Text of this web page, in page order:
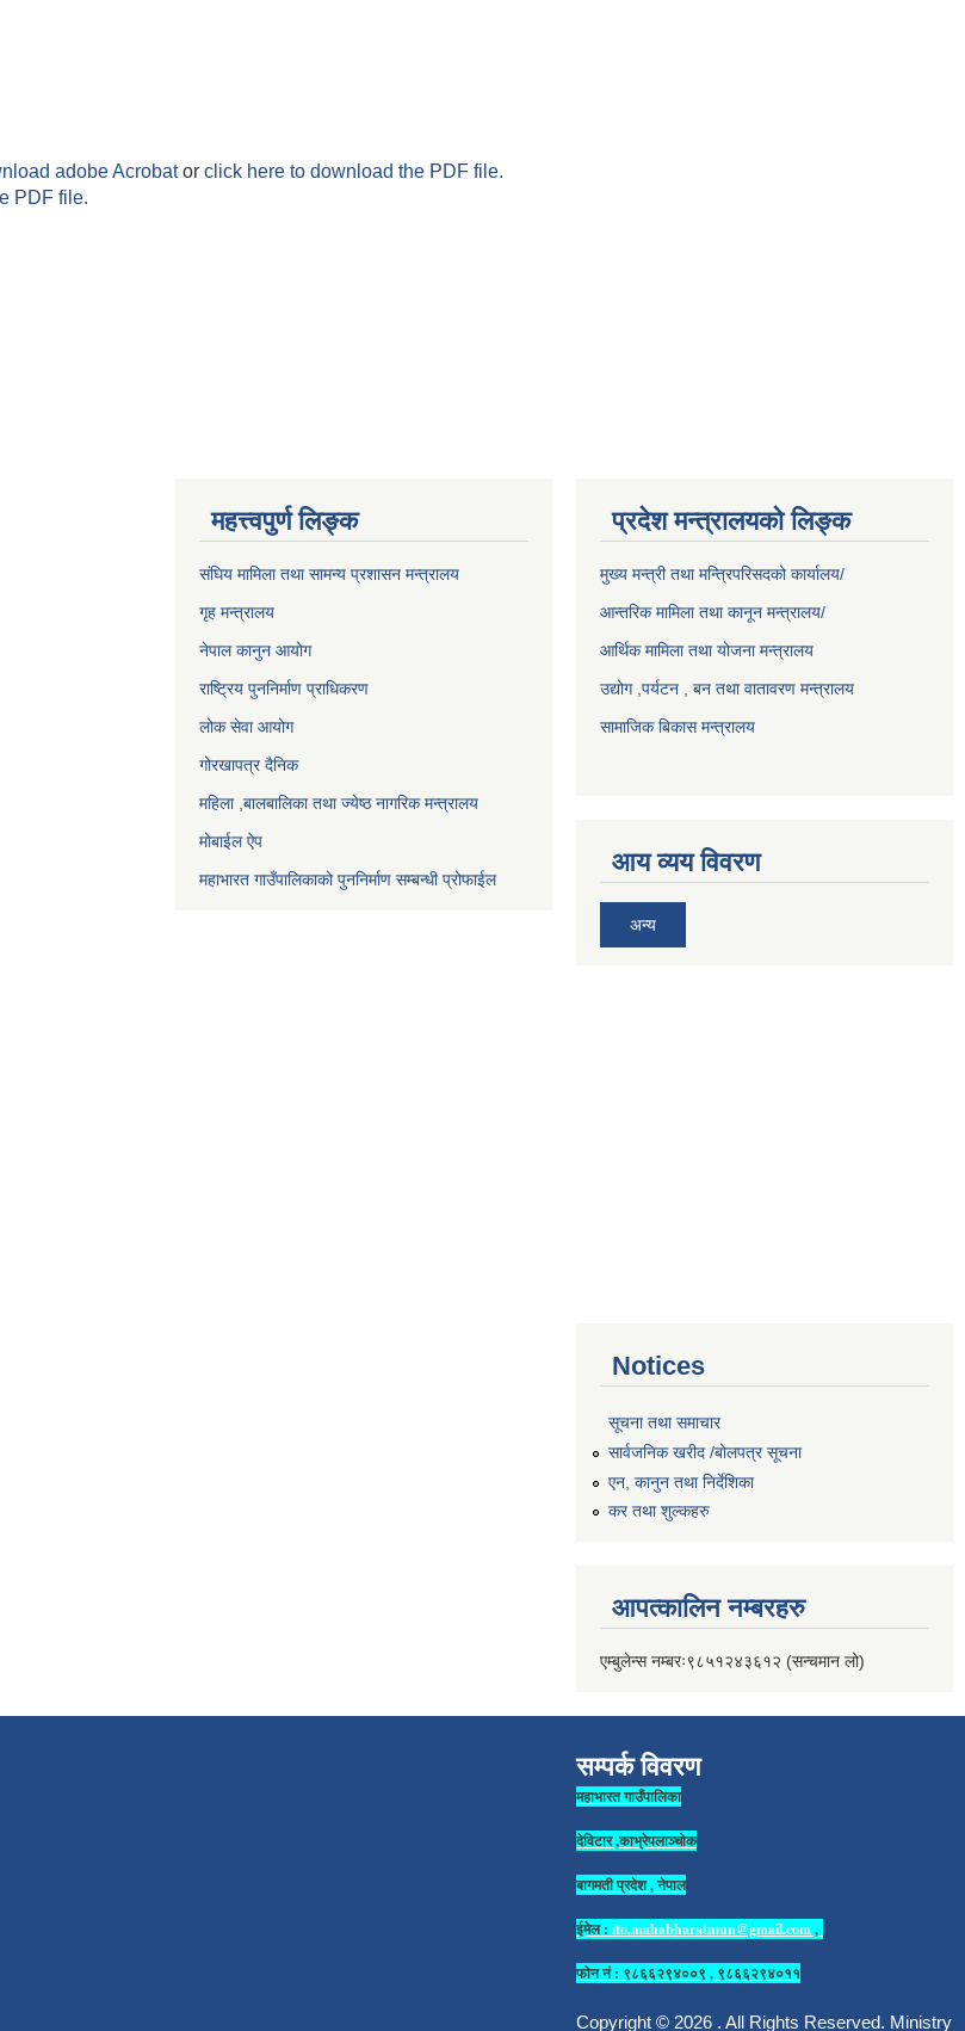
adobe Acrobator click here to download the PDF file.
PDF file.
महत्त्वपुर्ण लिङ्क
संघिय मामिला तथा सामन्य प्रशासन मन्त्रालय
गृह मन्त्रालय
नेपाल कानुन आयोग
राष्ट्रिय पुननिर्माण प्राधिकरण
लोक सेवा आयोग
गोरखापत्र दैनिक
महिला ,बालबालिका तथा ज्येष्ठ नागरिक मन्त्रालय
मोबाईल ऐप
महाभारत गाउँपालिकाको पुननिर्माण सम्बन्धी प्रोफाईल
प्रदेश मन्त्रालयको लिङ्क
मुख्य मन्त्री तथा मन्त्रिपरिसदको कार्यालय/
आन्तरिक मामिला तथा कानून मन्त्रालय/
आर्थिक मामिला तथा योजना मन्त्रालय
उद्योग ,पर्यटन , बन तथा वातावरण मन्त्रालय
सामाजिक बिकास मन्त्रालय
आय व्यय विवरण
अन्य
Notices
सूचना तथा समाचार
सार्वजनिक खरीद /बोलपत्र सूचना
एन, कानुन तथा निर्देशिका
कर तथा शुल्कहरु
आपत्कालिन नम्बरहरु
एम्बुलेन्स नम्बरः९८५१२४३६१२ (सन्चमान लो)
सम्पर्क विवरण
महाभारत गाउँपालिका
देविटार ,काभ्रेपलाञ्चोक
बागमती प्रदेश , नेपाल
ईमेल : ito.mahabharatmun@gmail.com,
फोन नं : ९८६६२९४००९ , ९८६६२९४०११
Copyright © 2026 . All Rights Reserved. Ministry